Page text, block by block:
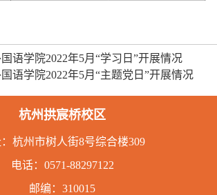
语学院2022年5月“学习日”开展情况
语学院2022年5月“主题党日”开展情况
杭州拱宸桥校区
杭州市树人街8号综合楼309
电话： 0571-88297122
邮编：310015